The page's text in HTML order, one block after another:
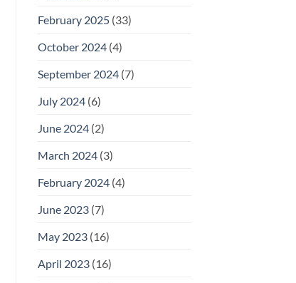
February 2025(33)
October 2024(4)
September 2024(7)
July 2024(6)
June 2024(2)
March 2024(3)
February 2024(4)
June 2023(7)
May 2023(16)
April 2023(16)